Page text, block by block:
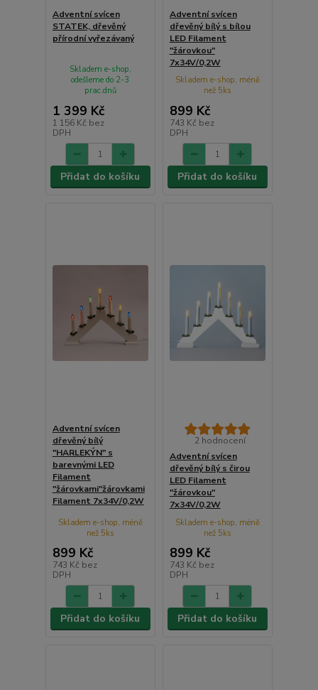
Adventní svícen
STATEK, dřevěný
přírodní vyřezávaný
1 399 Kč
1 156 Kč bez
DPH
Skladem e-shop,
odešleme do 2-3
prac.dnů
Přidat do košíku
Adventní svícen
dřevěný bílý s bílou
LED Filament
"žárovkou"
7x34V/0,2W
899 Kč
743 Kč bez
DPH
Skladem e-shop, méně
než 5ks
Přidat do košíku
Adventní svícen
dřevěný bílý
"HARLEKÝN" s
barevnými LED
Filament
"žárovkami"žárovkami
Filament 7x34V/0,2W
899 Kč
743 Kč bez
DPH
Skladem e-shop, méně
než 5ks
Přidat do košíku
2 hodnocení
Adventní svícen
dřevěný bílý s čirou
LED Filament
"žárovkou"
7x34V/0,2W
899 Kč
743 Kč bez
DPH
Skladem e-shop, méně
než 5ks
Přidat do košíku